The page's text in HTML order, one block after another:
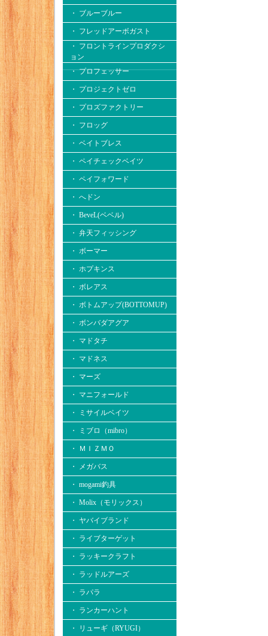
・ ブルーブルー
・ フレッドアーボガスト
・ フロントラインプロダクシ
ョン
・ プロフェッサー
・ プロジェクトゼロ
・ プロズファクトリー
・ フロッグ
・ ベイトブレス
・ ペイチェックベイツ
・ ペイフォワード
・ へドン
・ BeveL(ベベル)
・ 弁天フィッシング
・ ボーマー
・ ホプキンス
・ ボレアス
・ ボトムアップ(BOTTOMUP)
・ ボンバダアグア
・ マドタチ
・ マドネス
・ マーズ
・ マニフォールド
・ ミサイルベイツ
・ ミブロ（mibro）
・ ＭＩＺＭＯ
・ メガバス
・ mogami釣具
・ Molix（モリックス）
・ ヤバイブランド
・ ライブターゲット
・ ラッキークラフト
・ ラッドルアーズ
・ ラパラ
・ ランカーハント
・ リューギ（RYUGI）